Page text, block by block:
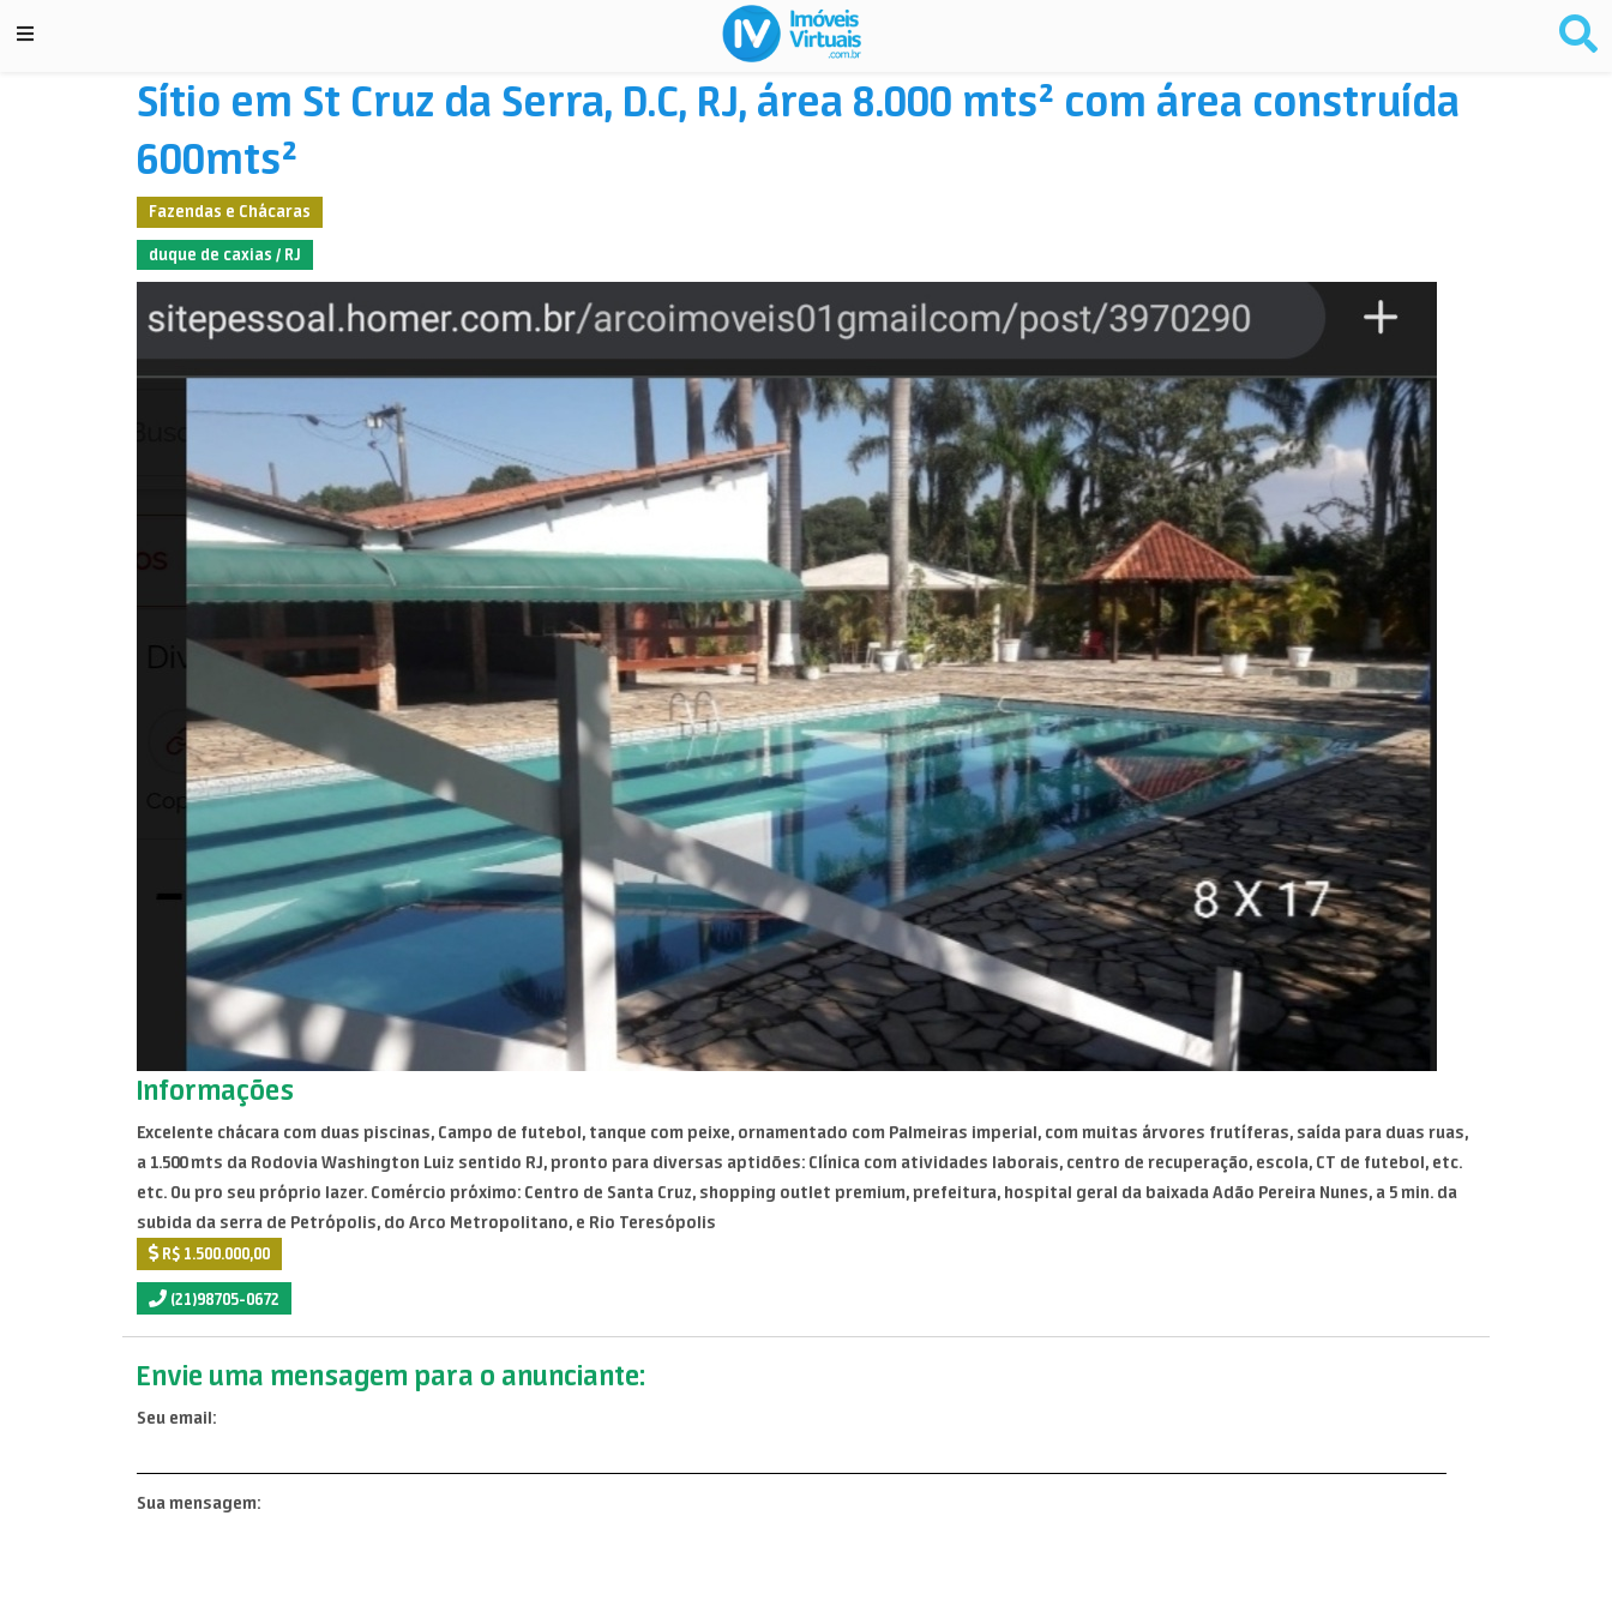
Sítio em St Cruz da Serra, D.C, RJ, área 8.000 mts² com área construída
600mts²
Fazendas e Chácaras
duque de caxias / RJ
Informações
Excelente chácara com duas piscinas, Campo de futebol, tanque com peixe, ornamentado com Palmeiras imperial, com muitas árvores frutíferas, saída para duas ruas,
a 1.500 mts da Rodovia Washington Luiz sentido RJ, pronto para diversas aptidões: Clínica com atividades laborais, centro de recuperação, escola, CT de futebol, etc.
etc. Ou pro seu próprio lazer. Comércio próximo: Centro de Santa Cruz, shopping outlet premium, prefeitura, hospital geral da baixada Adão Pereira Nunes, a 5 min. da
subida da serra de Petrópolis, do Arco Metropolitano, e Rio Teresópolis
R$ 1.500.000,00
(21)98705-0672
Envie uma mensagem para o anunciante:
Seu email:
Sua mensagem: